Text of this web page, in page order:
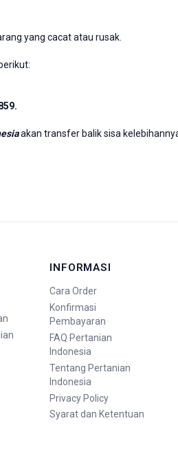
yang cacat atau rusak.
akan transfer balik sisa
INFORMASI
Cara Order
Konfirmasi
Pembayaran
FAQ Pertanian
Indonesia
Tentang Pertanian
Indonesia
Privacy Policy
Syarat dan Ketentuan